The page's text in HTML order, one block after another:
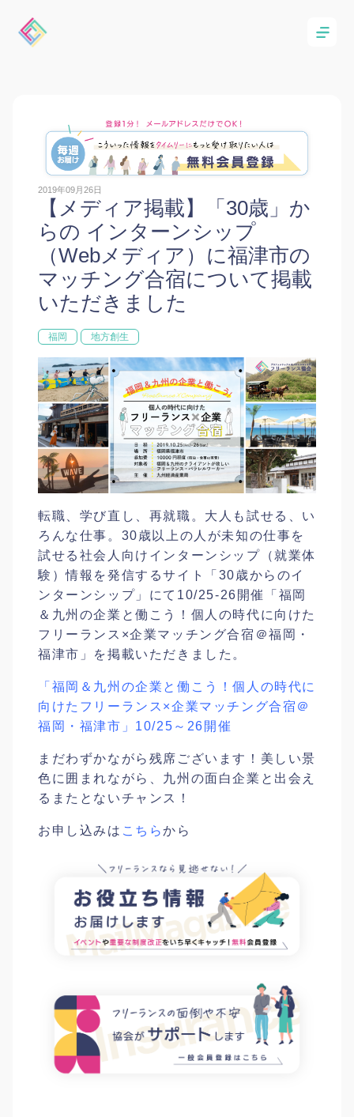
2019年09月26日
【メディア掲載】「30歳」か
らの インターンシップ
（Webメディア）に福津市の
マッチング合宿について掲載
いただきました
福岡 地方創生
転職、学び直し、再就職。大人も試せる、い
ろんな仕事。30歳以上の人が未知の仕事を
試せる社会人向けインターンシップ（就業体
験）情報を発信するサイト「30歳からのイ
ンターンシップ」にて10/25-26開催「福岡
＆九州の企業と働こう！個人の時代に向けた
フリーランス×企業マッチング合宿＠福岡・
福津市」を掲載いただきました。
「福岡＆九州の企業と働こう！個人の時代に
向けたフリーランス×企業マッチング合宿＠
福岡・福津市」10/25～26開催
まだわずかながら残席ございます！美しい景
色に囲まれながら、九州の面白企業と出会え
るまたとないチャンス！
お申し込みは こちらから